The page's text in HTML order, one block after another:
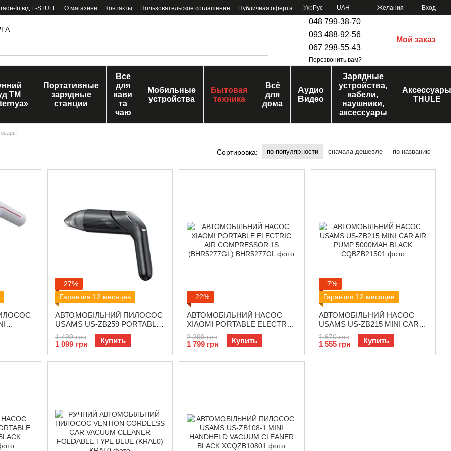
In від E-STUFF О магазине Контакты Пользовательское соглашение Публичная оферта Укр Рус UAH Желания Вход
048 799-38-70
093 488-92-56
067 298-55-43
Перезвонить вам?
Мой заказ
ТМ
Портативные
зарядные
станции
Все
для
кави
та
чаю
Мобильные
устройства
Бытовая
техника
Всё
для
дома
Аудио
Видео
Зарядные
устройства,
кабели,
наушники,
аксессуары
Аксессуары
THULE
Сортировка: по популярности сначала дешевле по названию
WHITE
−27%
Гарантия 12 месяцев
АВТОМОБІЛЬНИЙ ПИЛОСОС
USAMS US-ZB259 PORTABLE
HANDHELD FOLDING
VACUUM CLEANER --YAJ
SERIES BLACK
1 499 грн
1 099 грн Купить
−22%
АВТОМОБІЛЬНИЙ НАСОС
XIAOMI PORTABLE ELECTRIC
AIR COMPRESSOR 1S
(BHR5277GL)
2 299 грн
1 799 грн Купить
−7%
Гарантия 12 месяцев
АВТОМОБІЛЬНИЙ НАСОС
USAMS US-ZB215 MINI CAR
AIR PUMP 5000MAH BLACK
1 670 грн
1 555 грн Купить